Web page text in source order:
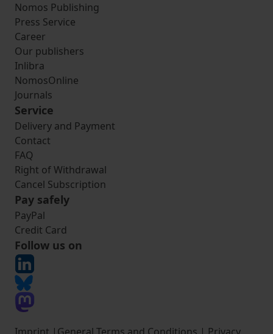
Nomos Publishing
Press Service
Career
Our publishers
Inlibra
NomosOnline
Journals
Service
Delivery and Payment
Contact
FAQ
Right of Withdrawal
Cancel Subscription
Pay safely
PayPal
Credit Card
Follow us on